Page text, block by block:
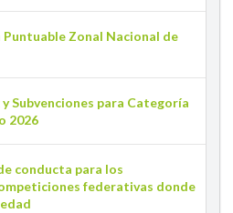
Puntuable Zonal Nacional de
Subvenciones para Categoría
2026
conducta para los
federativas donde